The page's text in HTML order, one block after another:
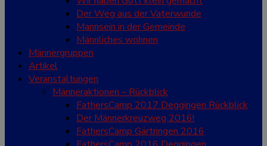
Der Weg aus der Vaterwunde
Mannsein in der Gemeinde
Männliches wohnen
Männergruppen
Artikel
Veranstaltungen
Männeraktionen – Rückblick
FathersCamp 2017 Deggingen Rückblick
Der Männerkreuzweg 2016!
FathersCamp Gärtringen 2016